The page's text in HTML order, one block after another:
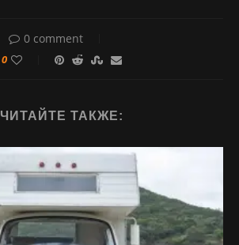
0 comment
0
ЧИТАЙТЕ ТАКЖЕ: